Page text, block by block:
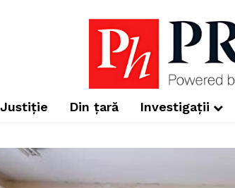
Justiție Din țară Investigații